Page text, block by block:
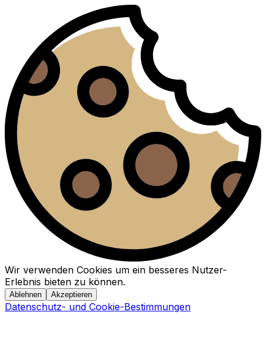
Wir verwenden Cookies um ein besseres Nutzer-
Erlebnis bieten zu können.
Ablehnen Akzeptieren
Datenschutz- und Cookie-Bestimmungen